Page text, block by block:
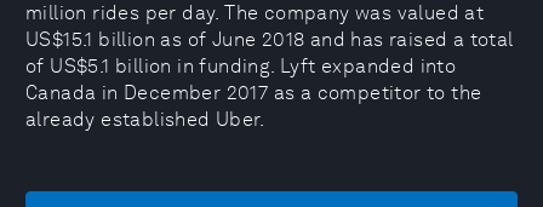
million rides per day. The company was valued at
US$15.1 billion as of June 2018 and has raised a total
of US$5.1 billion in funding. Lyft expanded into
Canada in December 2017 as a competitor to the
already established Uber.